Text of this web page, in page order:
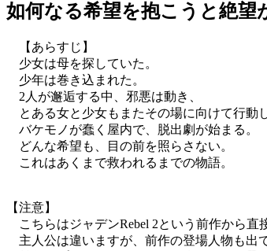
如何なる希望を抱こうと絶望
【あらすじ】
少女は母を探していた。
少年は巻き込まれた。
2人が邂逅する中、邪悪は動き、
とある女と少女もまたその場に向けて行動
バケモノが蠢く屋内で、脱出劇が始まる。
どんな希望も、目の前を照らさない。
これはあくまで救われるまでの物語。
【注意】
こちらはジャデンRebel 2という前作から直
主人公は違いますが、前作の登場人物も出